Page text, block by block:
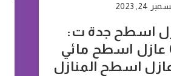
24, 2023
اسطح جدة ت:
0556099338 عازل اسطح مائي
اسطح المنازل